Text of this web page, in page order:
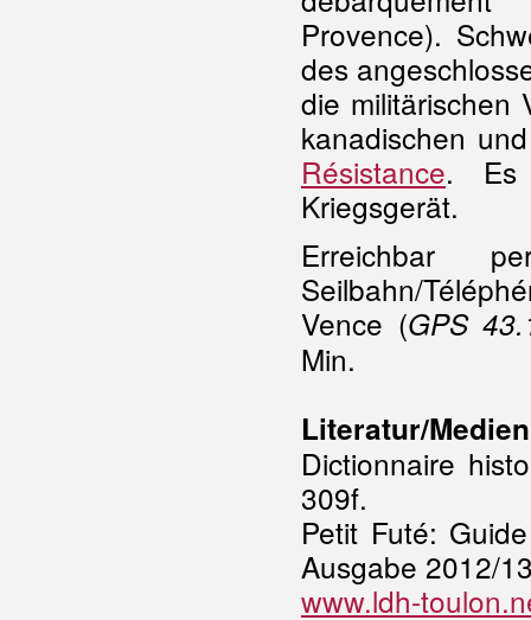
Provence).
des
die militärischen
kanadischen
Résistance. Es
Kriegsgerät.
Erreichbar
Seilbahn/
Vence (GPS
Min.
Literatur/Medien
Dictionnaire
309f.
Petit Futé:
Ausgabe 2012/
www.ldh-